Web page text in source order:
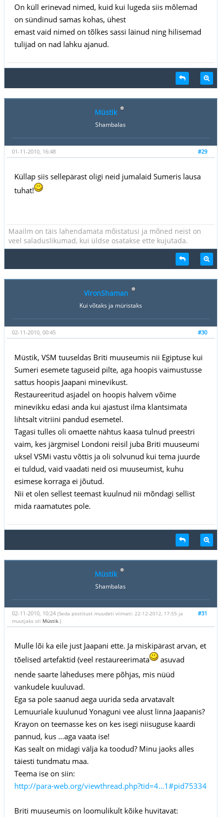
On küll erinevad nimed, kuid kui lugeda siis mõlemad
on sündinud samas kohas, ühest
emast vaid nimed on tõlkes sassi läinud ning hilisemad
tulijad on nad lahku ajanud.
Müstik
Shambalas
#29
01-11-2010, 16:48
Küllap siis sellepärast oligi neid jumalaid Sumeris lausa
tuhat!
Maailm on täis lahendamata mõistatusi ja mõned neist on
veel saladuslikumad, kui üldse osatakse ette kujutada.
VironShaman
Kui võtaks ja müristaks
#30
02-11-2010, 00:45
Müstik, VSM tuuseldas Briti muuseumis nii Egiptuse kui
Sumeri esemete taguseid pilte, aga hoopis vaimustusse
sattus hoopis Jaapani minevikust.
Restaureeritud asjadel on hoopis halvem võime
minevikku edasi anda kui ajastust ilma klantsimata
lihtsalt vitriini pandud esemetel.
Tagasi tulles oli omaette nähtus kaasa tulnud preestri
vaim, kes järgmisel Londoni reisil juba Briti muuseumi
uksel VSMi vastu võttis ja oli solvunud kui tema juurde
ei tuldud, vaid vaadati neid osi muuseumist, kuhu
esimese korraga ei jõutud.
Nii et olen sellest teemast kuulnud nii mõndagi sellist
mida raamatutes pole.
Müstik
Shambalas
#31
02-11-2010, 10:24 (Seda postitust muudeti viimati: 22-12-2012, 17:55 ja
muutjaks oli Müstik.)
Mulle lõi ka eile just Jaapani ette. Ja miskipärast arvan, et
tõelised artefaktid (veel restaureerimata
asuvad
nende saarte läheduses mere põhjas, mis nüüd
vankudele kuuluvad.
Ega sa pole saanud aega uurida seda arvatavalt
Lemuuriale kuulunud Yonaguni vee alust linna Jaapanis?
Krayon on teemasse kes on kes isegi niisuguse kaardi
pannud, kus ...aga vaata ise!
Kas sealt on midagi välja ka toodud? Minu jaoks alles
täiesti tundmatu maa.
Teema ise on siin:
http://para-web.org/viewthread.php?tid=4...1#pid75334
Briti muuseumis on loomulikult kõike huvitavat: